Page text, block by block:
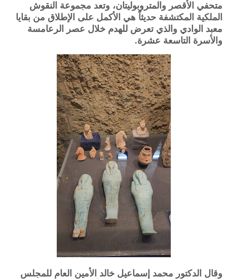
متحفي الأقصر والمتروبوليتان، وتعد مجموعة النقوش
الملكية المكتشفة حديثاً هي الأكمل على الإطلاق من بقايا
معبد الوادي والذي تعرض للهدم خلال عصر الرعامسة
والأسرة التاسعة عشرة.
وقال الدكتور محمد إسماعيل خالد الأمين العام للمجلس